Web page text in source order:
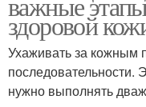
здоровой
Ухаживать за кожным
последовательности.
нужно выполнять